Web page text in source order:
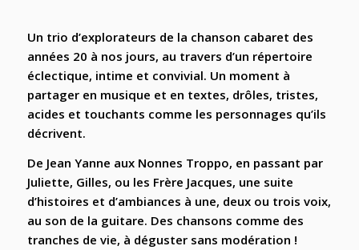
Un trio d’explorateurs de la chanson cabaret des
années 20 à nos jours, au travers d’un répertoire
éclectique, intime et convivial. Un moment à
partager en musique et en textes, drôles, tristes,
acides et touchants comme les personnages qu’ils
décrivent.
De Jean Yanne aux Nonnes Troppo, en passant par
Juliette, Gilles, ou les Frère Jacques, une suite
d’histoires et d’ambiances à une, deux ou trois voix,
au son de la guitare. Des chansons comme des
tranches de vie, à déguster sans modération !